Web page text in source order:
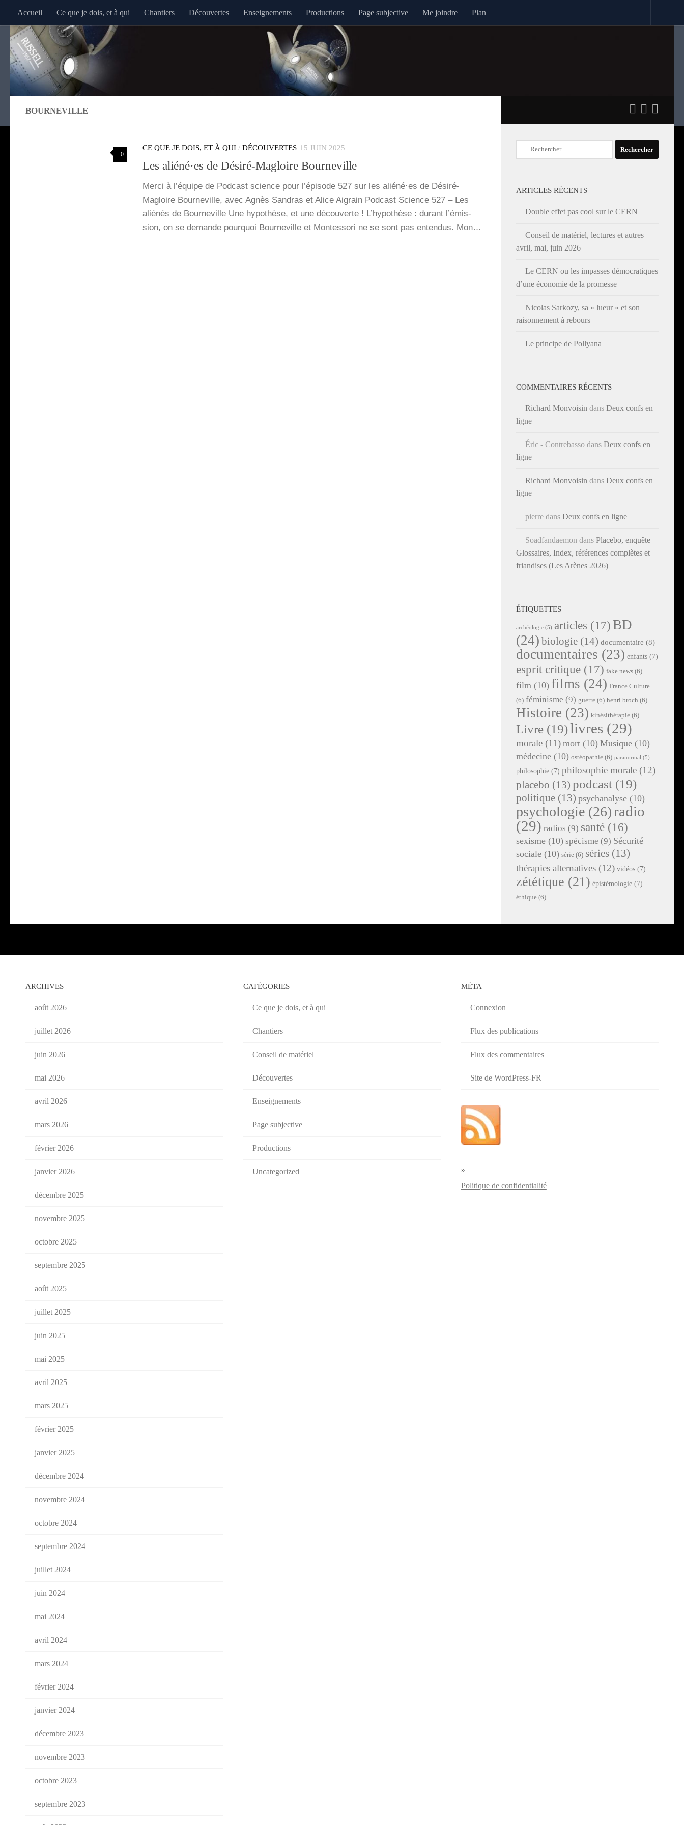
Au dessous du contenu
Accueil Ce que je dois, et à qui Chantiers Découvertes Enseignements Productions Page subjective Me joindre Plan
BOURNEVILLE
0
CE QUE JE DOIS, ET À QUI / DÉCOUVERTES 15 JUIN 2025
Les aliéné·es de Désiré-Magloire Bourneville
Mer­ci à l’é­quipe de Pod­cast science pour l’é­pi­sode 527 sur les aliéné·es de Dés­i­­ré-
Magloire Bour­ne­ville, avec Agnès San­dras et Alice Aigrain Pod­cast Science 527 – Les
alié­nés de Bour­ne­ville Une hypo­thèse, et une décou­verte ! L’hy­po­thèse : durant l’é­mis­
sion, on se demande pour­quoi Bour­ne­ville et Mon­tes­so­ri ne se sont pas enten­dus. Mon…
Rechercher :
ARTICLES RÉCENTS
Double effet pas cool sur le CERN
Conseil de matériel, lectures et autres –
avril, mai, juin 2026
Le CERN ou les impasses démocratiques
d’une économie de la promesse
Nicolas Sarkozy, sa « lueur » et son
raisonnement à rebours
Le principe de Pollyana
COMMENTAIRES RÉCENTS
Richard Monvoisin dans Deux confs en
ligne
Éric - Contrebasso dans Deux confs en
ligne
Richard Monvoisin dans Deux confs en
ligne
pierre dans Deux confs en ligne
Soadfandaemon dans Placebo, enquête –
Glossaires, Index, références complètes et
friandises (Les Arènes 2026)
ÉTIQUETTES
archéologie (5) articles (17) BD
(24) biologie (14) documentaire (8)
documentaires (23) enfants (7)
esprit critique (17) fake news (6)
film (10) films (24) France Culture
(6) féminisme (9) guerre (6) henri broch (6)
Histoire (23) kinésithérapie (6)
Livre (19)livres (29)
morale (11) mort (10) Musique (10)
médecine (10) ostéopathie (6) paranormal (5)
philosophie (7) philosophie morale (12)
placebo (13) podcast (19)
politique (13) psychanalyse (10)
psychologie (26)radio
(29) radios (9) santé (16)
sexisme (10) spécisme (9) Sécurité
sociale (10) série (6) séries (13)
thérapies alternatives (12) vidéos (7)
zététique (21) épistémologie (7)
éthique (6)
ARCHIVES
août 2026
juillet 2026
juin 2026
mai 2026
avril 2026
mars 2026
février 2026
janvier 2026
décembre 2025
novembre 2025
octobre 2025
septembre 2025
août 2025
juillet 2025
juin 2025
mai 2025
avril 2025
mars 2025
février 2025
janvier 2025
décembre 2024
novembre 2024
octobre 2024
septembre 2024
juillet 2024
juin 2024
mai 2024
avril 2024
mars 2024
février 2024
janvier 2024
décembre 2023
novembre 2023
octobre 2023
septembre 2023
CATÉGORIES
Ce que je dois, et à qui
Chantiers
Conseil de matériel
Découvertes
Enseignements
Page subjective
Productions
Uncategorized
MÉTA
Connexion
Flux des publications
Flux des commentaires
Site de WordPress-FR
»
Politique de confidentialité